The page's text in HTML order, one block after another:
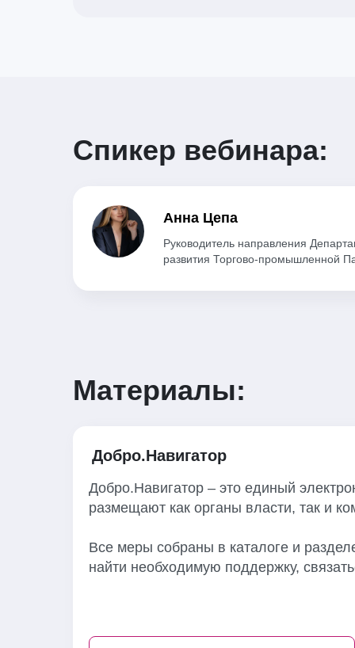
Спикер вебинара:
Анна Цепа
Руководитель направления
развития Торгово-промышленной
Материалы:
Добро.Навигатор – это единый
размещают как органы власти, так и
Все меры собраны в каталоге и
найти необходимую поддержку,
Добро.Навигатор